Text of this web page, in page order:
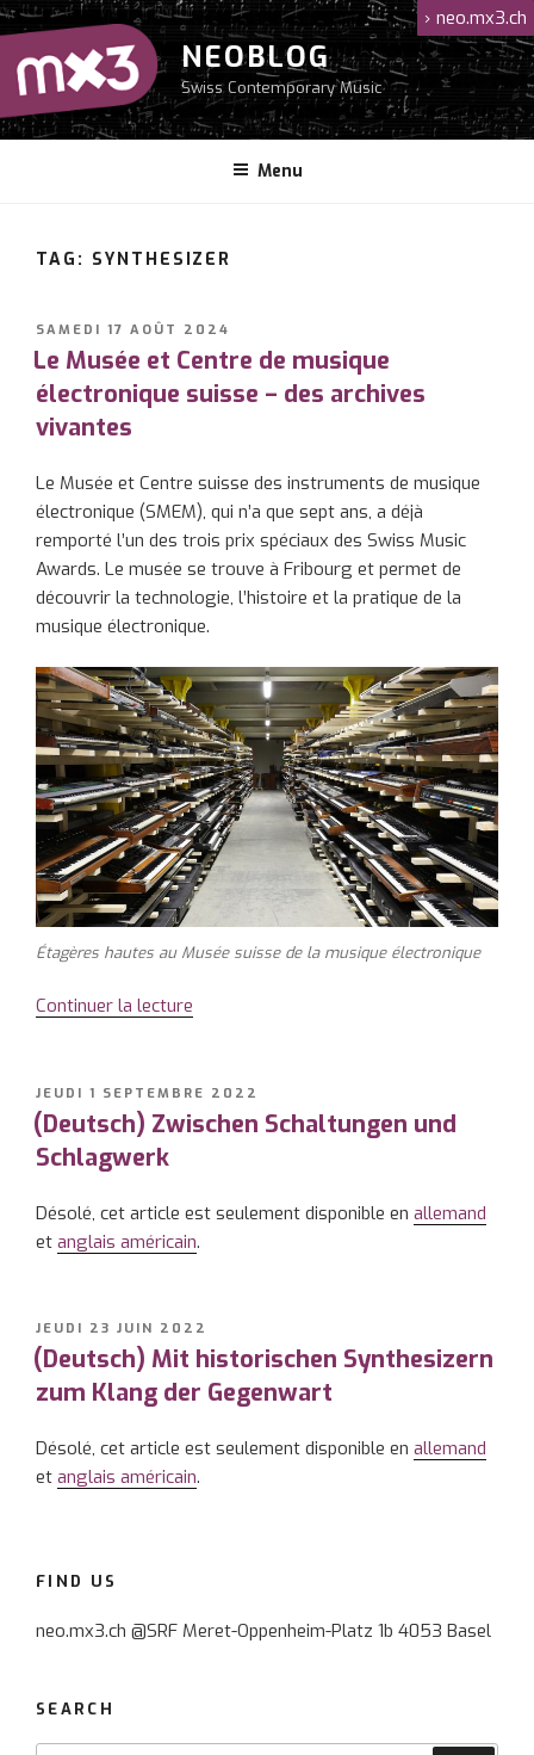
Aller
au
contenu
principal
NEOBLOG
Swiss Contemporary Music
Menu
› neo.mx3.ch
TAG: SYNTHESIZER
PUBLIÉ
LE
SAMEDI 17 AOÛT 2024
Le Musée et Centre de musique
électronique suisse – des archives
vivantes
Le Musée et Centre suisse des instruments de musique
électronique (SMEM), qui n’a que sept ans, a déjà
remporté l’un des trois prix spéciaux des Swiss Music
Awards. Le musée se trouve à Fribourg et permet de
découvrir la technologie, l’histoire et la pratique de la
musique électronique.
Étagères hautes au Musée suisse de la musique électronique
Continuer la lecture
et
Centre
électronique
suisse
archives
vivantes »
PUBLIÉ
LE
JEUDI 1 SEPTEMBRE 2022
(Deutsch) Zwischen Schaltungen und
Schlagwerk
Désolé, cet article est seulement disponible en allemand
et anglais américain.
PUBLIÉ
LE
JEUDI 23 JUIN 2022
(Deutsch) Mit historischen Synthesizern
zum Klang der Gegenwart
Désolé, cet article est seulement disponible en allemand
et anglais américain.
FIND US
neo.mx3.ch @SRF Meret-Oppenheim-Platz 1b 4053 Basel
SEARCH